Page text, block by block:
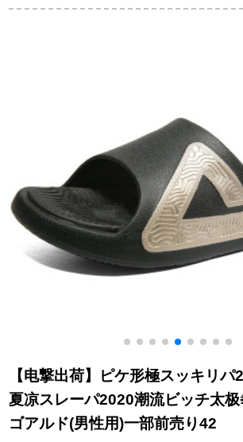
外を引いてきた。ビ
43.5
【电撃出荷】ピケ形極スッキリパ
夏凉スレーパ2020潮流ビッチ太
ゴアルド(男性用)一部前売り42